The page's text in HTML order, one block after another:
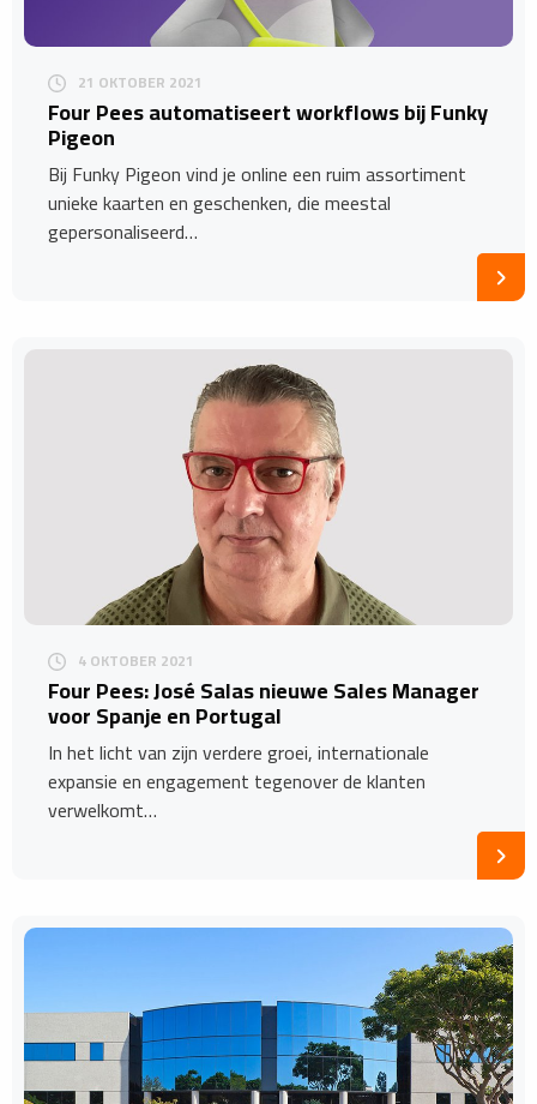
21 OKTOBER 2021
Four Pees automatiseert workflows bij Funky
Pigeon
Bij Funky Pigeon vind je online een ruim assortiment
unieke kaarten en geschenken, die meestal
gepersonaliseerd…
4 OKTOBER 2021
Four Pees: José Salas nieuwe Sales Manager
voor Spanje en Portugal
In het licht van zijn verdere groei, internationale
expansie en engagement tegenover de klanten
verwelkomt…